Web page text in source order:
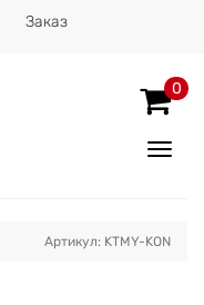
Заказ
0
Артикул: KTMY-KON